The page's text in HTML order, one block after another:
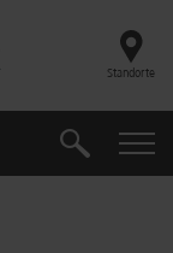
Standorte
Suche